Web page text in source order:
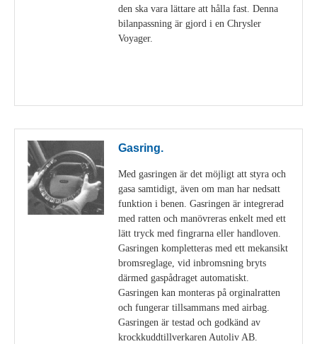
den ska vara lättare att hålla fast. Denna
bilanpassning är gjord i en Chrysler
Voyager.
Gasring.
Med gasringen är det möjligt att styra och
gasa samtidigt, även om man har nedsatt
funktion i benen. Gasringen är integrerad
med ratten och manövreras enkelt med ett
lätt tryck med fingrarna eller handloven.
Gasringen kompletteras med ett mekansikt
bromsreglage, vid inbromsning bryts
därmed gaspådraget automatiskt.
Gasringen kan monteras på orginalratten
och fungerar tillsammans med airbag.
Gasringen är testad och godkänd av
krockkuddtillverkaren Autoliv AB.